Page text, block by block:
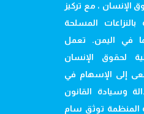
الإنسان ، مع تركيز
المسلحة
في اليمن. تعمل
لحقوق الإنسان
إلى الإسهام في
وسيادة القانون
المنظمة توثق سام